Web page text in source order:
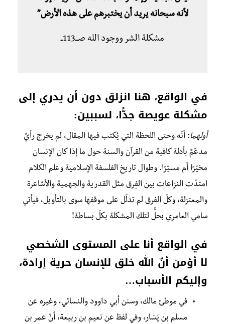
لأنه سبحانه يريد أن يختبرهم على هذه الأرض”
مشكلة الشر ووجود الله صـــ113ــ
في الواقع، هنا انزلق دون أن يدري إلى
مشكلة عويصة جدًّا، لسببين:
أولهما: أنّه وحتى اللحظة التي يُكتب فيها المقال، لم يخرج رأيٌ
مدعّمٌ بأدلة كافية من القرآن والسنة حول ما إذا كان الإنسان
مخيّرًا أم مسيّرًا. وطوال تاريخ الفلسفة الإسلامية وعلم الكلام
امتدّت النزاعات بين الفِرق مثل القدرية والجهمية والأشاعرة
والمعتزلة، وكلّ الفرق لم تدلّل على موقفها سوى بالتأويل، فيأتي
سامي العامري بحلٍّ لتلك المشكلة بكلّ بساطة!
في الواقع أنا على المستوى الشخصي
لا أؤمن أنّ الله خلق للإنسان حرية إرادة،
وإليكم الأسباب…
في موطئ مالك، وسنن أبي داوود والنسائي، وغيره عن
مسلم بن يَسَار، وفي لفظ عن نعيم بن ربيعة، أنّ عمر بن